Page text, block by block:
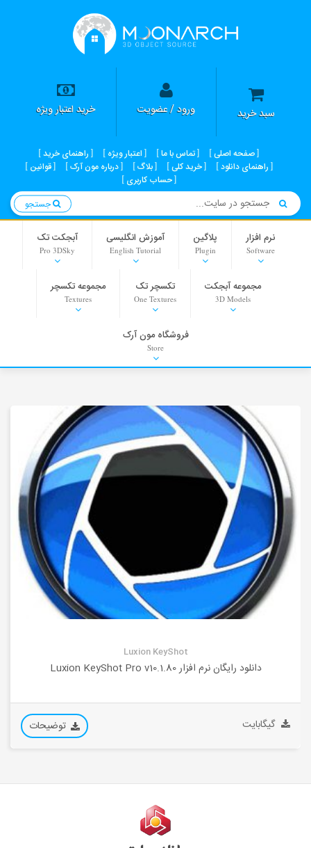
سبد خرید ورود / عضویت خرید اعتبار ویژه
صفحه اصلی تماس با ما اعتبار ویژه
راهنمای خرید
راهنمای دانلود
خرید کلی بلاگ درباره مون آرک
قوانین
حساب کاربری
نرم افزار
Software
پلاگین
Plugin
آموزش انگلیسی
English Tutorial
آبجکت تک
Pro 3DSky
مجموعه آبجکت
3D Models
تکسچر تک
One Textures
مجموعه تکسچر
Textures
PNG-PSD
Background
Stock Images
فروشگاه مون آرک
Store
Luxion KeyShot
دانلود رایگان نرم افزار Luxion KeyShot Pro v10.1.80
گیگابایت توضیحات